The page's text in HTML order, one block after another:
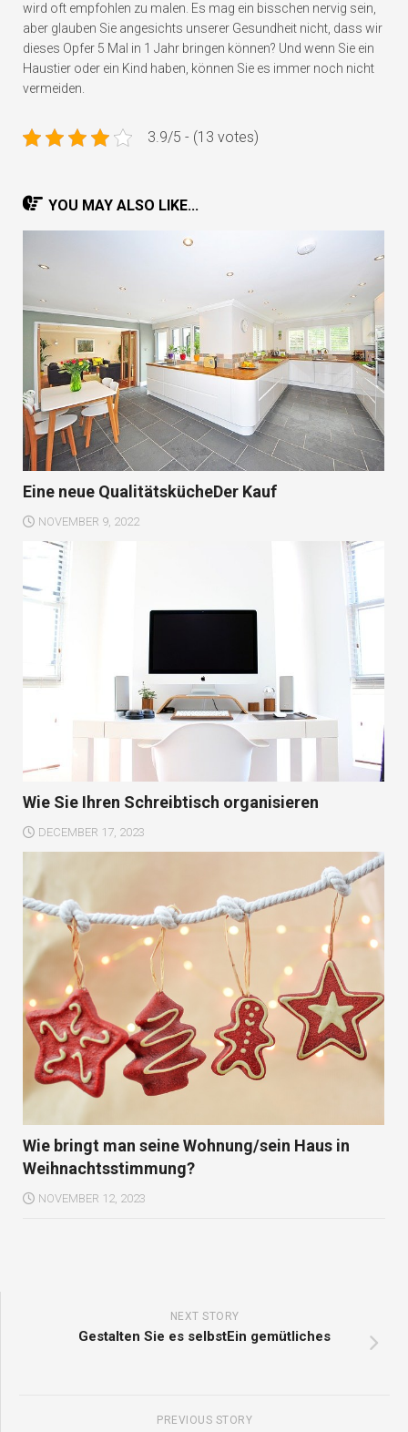
wird oft empfohlen zu malen. Es mag ein bisschen nervig sein,
aber glauben Sie angesichts unserer Gesundheit nicht, dass wir
dieses Opfer 5 Mal in 1 Jahr bringen können? Und wenn Sie ein
Haustier oder ein Kind haben, können Sie es immer noch nicht
vermeiden.
3.9/5 - (13 votes)
YOU MAY ALSO LIKE...
Eine neue QualitätskücheDer Kauf
NOVEMBER 9, 2022
Wie Sie Ihren Schreibtisch organisieren
DECEMBER 17, 2023
Wie bringt man seine Wohnung/sein Haus in
Weihnachtsstimmung?
NOVEMBER 12, 2023
NEXT STORY
Gestalten Sie es selbstEin gemütliches
PREVIOUS STORY